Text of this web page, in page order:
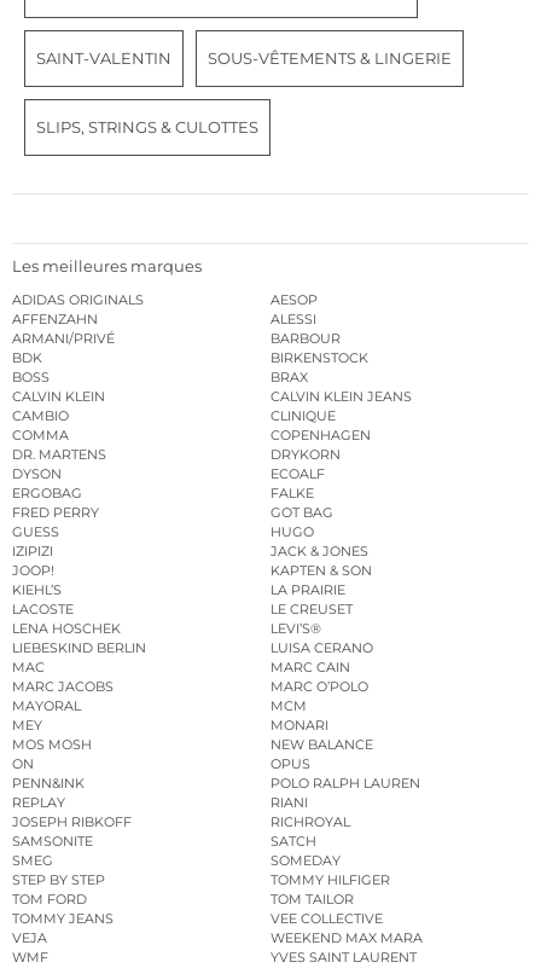
SAINT-VALENTIN SOUS-VÊTEMENTS & LINGERIE
SLIPS, STRINGS & CULOTTES
Les meilleures marques
ADIDAS ORIGINALS
AESOP
AFFENZAHN
ALESSI
ARMANI/PRIVÉ
BARBOUR
BDK
BIRKENSTOCK
BOSS
BRAX
CALVIN KLEIN
CALVIN KLEIN JEANS
CAMBIO
CLINIQUE
COMMA
COPENHAGEN
DR. MARTENS
DRYKORN
DYSON
ECOALF
ERGOBAG
FALKE
FRED PERRY
GOT BAG
GUESS
HUGO
IZIPIZI
JACK & JONES
JOOP!
KAPTEN & SON
KIEHL’S
LA PRAIRIE
LACOSTE
LE CREUSET
LENA HOSCHEK
LEVI’S®
LIEBESKIND BERLIN
LUISA CERANO
MAC
MARC CAIN
MARC JACOBS
MARC O’POLO
MAYORAL
MCM
MEY
MONARI
MOS MOSH
NEW BALANCE
ON
OPUS
PENN&INK
POLO RALPH LAUREN
REPLAY
RIANI
JOSEPH RIBKOFF
RICHROYAL
SAMSONITE
SATCH
SMEG
SOMEDAY
STEP BY STEP
TOMMY HILFIGER
TOM FORD
TOM TAILOR
TOMMY JEANS
VEE COLLECTIVE
VEJA
WEEKEND MAX MARA
WMF
YVES SAINT LAURENT